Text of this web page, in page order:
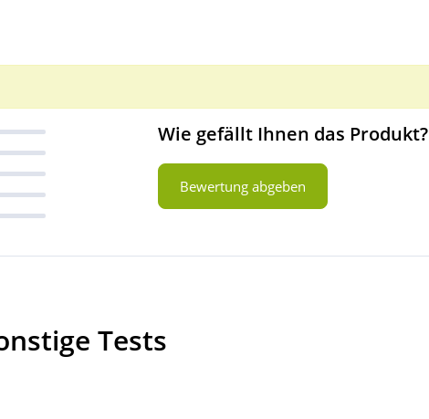
Wie gefällt Ihnen das Produkt?
Bewertung abgeben
Tests